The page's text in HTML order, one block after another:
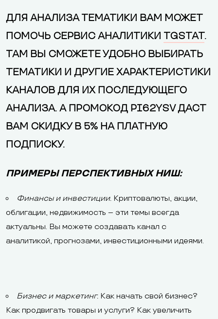
ДЛЯ АНАЛИЗА ТЕМАТИКИ ВАМ МОЖЕТ
ПОМОЧЬ СЕРВИС АНАЛИТИКИ TGSTAT.
ТАМ ВЫ СМОЖЕТЕ УДОБНО ВЫБИРАТЬ
ТЕМАТИКИ И ДРУГИЕ ХАРАКТЕРИСТИКИ
КАНАЛОВ ДЛЯ ИХ ПОСЛЕДУЮЩЕГО
АНАЛИЗА. А ПРОМОКОД PI62YSVДАСТ
ВАМ СКИДКУ В 5% НА ПЛАТНУЮ
ПОДПИСКУ.
ПРИМЕРЫ ПЕРСПЕКТИВНЫХ НИШ:
Финансы и инвестиции. Криптовалюты, акции,
облигации, недвижимость – эти темы всегда
актуальны. Вы можете создавать канал с
аналитикой, прогнозами, инвестиционными идеями.
Бизнес и маркетинг. Как начать свой бизнес?
Как продвигать товары и услуги? Как увеличить